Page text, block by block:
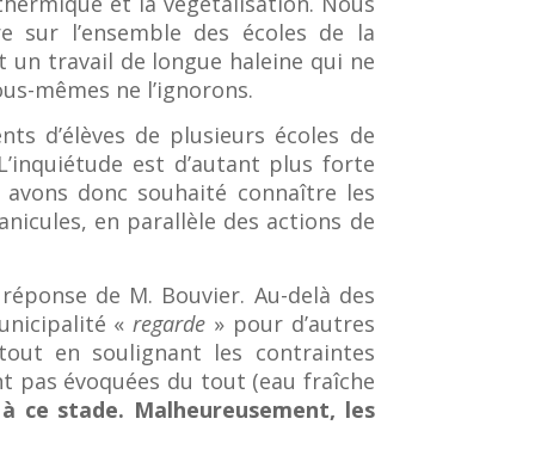
l’ensemble des écoles de la
un travail de longue haleine qui ne
mêmes ne l’ignorons.
d’élèves de plusieurs écoles de
est d’autant plus forte
donc souhaité connaître les
en parallèle des actions de
de M. Bouvier. Au-delà des
«regarde » pour d’autres
en soulignant les contraintes
pas évoquées du tout (eau fraîche
ce stade. Malheureusement, les